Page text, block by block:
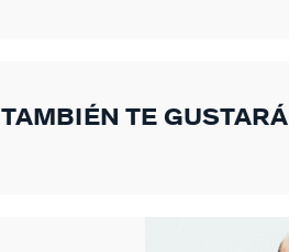
TAMBIÉN TE GUSTARÁ